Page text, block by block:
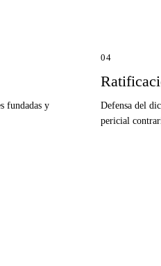
fundadas y
04
Defensa del
pericial